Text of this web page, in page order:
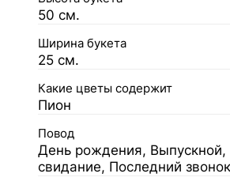
50 см.
Ширина букета
25 см.
Какие цветы содержит
Пион
Повод
День рождения, Выпускной,
свидание, Последний звонок